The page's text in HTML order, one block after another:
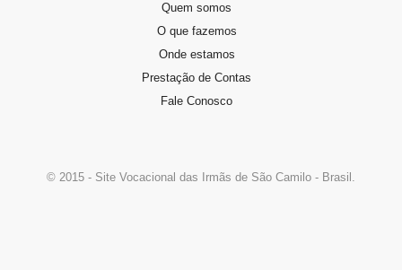
Se você sente o chamado de…
Quem somos
O que fazemos
Onde estamos
Prestação de Contas
Fale Conosco
© 2015 - Site Vocacional das Irmãs de São Camilo - Brasil.